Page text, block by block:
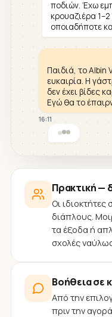
ποδιών. Έχω
κρουαζιέρα
οποιαδήποτε
Παιδιά, το Albin
ευκαιρία. Η
δεν έχει βίδες
Εγώ θα το
16:11
Πρακτική —
Οι ιδιοκτήτες
διάπλους.
τα έξοδα ή
σχολές
Βοήθεια σε
Από την
πριν την